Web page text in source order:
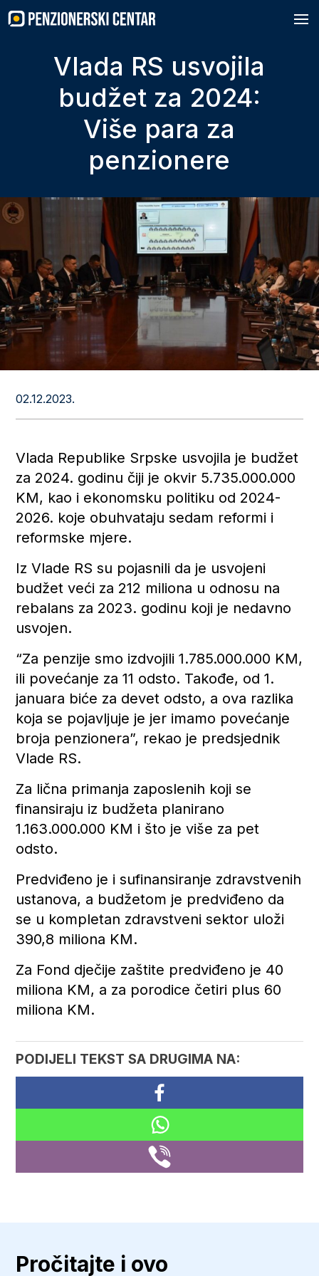
to
content
Vlada RS usvojila
budžet za 2024:
Više para za
penzionere
02.12.2023.
Vlada Republike Srpske usvojila je budžet
za 2024. godinu čiji je okvir 5.735.000.000
KM, kao i ekonomsku politiku od 2024-
2026. koje obuhvataju sedam reformi i
reformske mjere.
Iz Vlade RS su pojasnili da je usvojeni
budžet veći za 212 miliona u odnosu na
rebalans za 2023. godinu koji je nedavno
usvojen.
“Za penzije smo izdvojili 1.785.000.000 KM,
ili povećanje za 11 odsto. Takođe, od 1.
januara biće za devet odsto, a ova razlika
koja se pojavljuje je jer imamo povećanje
broja penzionera”, rekao je predsjednik
Vlade RS.
Za lična primanja zaposlenih koji se
finansiraju iz budžeta planirano
1.163.000.000 KM i što je više za pet
odsto.
Predviđeno je i sufinansiranje zdravstvenih
ustanova, a budžetom je predviđeno da
se u kompletan zdravstveni sektor uloži
390,8 miliona KM.
Za Fond dječije zaštite predviđeno je 40
miliona KM, a za porodice četiri plus 60
miliona KM.
PODIJELI TEKST SA DRUGIMA NA:
Pročitajte i ovo